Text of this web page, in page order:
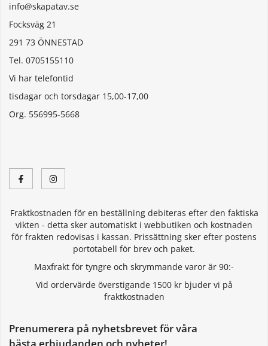
info@skapatav.se
Focksväg 21
291 73 ÖNNESTAD
Tel. 0705155110
Vi har telefontid
tisdagar och torsdagar 15,00-17,00
Org. 556995-5668
Fraktkostnaden för en beställning debiteras efter den faktiska
vikten - detta sker automatiskt i webbutiken och kostnaden
för frakten redovisas i kassan. Prissättning sker efter postens
portotabell för brev och paket.
Maxfrakt för tyngre och skrymmande varor är 90:-
Vid ordervärde överstigande 1500 kr bjuder vi på
fraktkostnaden
Prenumerera på nyhetsbrevet för våra